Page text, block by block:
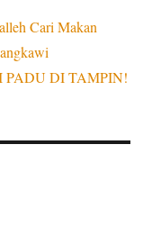
Cari Makan
DI TAMPIN!